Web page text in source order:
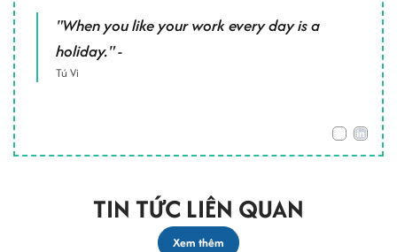
"When you like your work every day is a
holiday." -
Tú Vi
TIN TỨC LIÊN QUAN
Xem thêm